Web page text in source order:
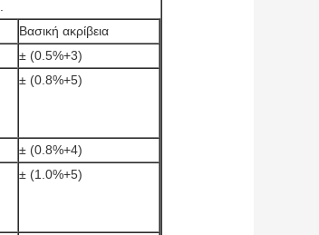
Βασική ακρίβεια
± (0.5%+3)
± (0.8%+5)
± (0.8%+4)
± (1.0%+5)